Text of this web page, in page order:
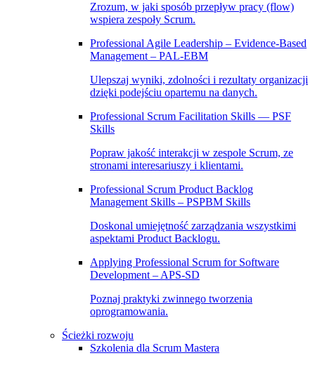
Zrozum, w jaki sposób przepływ pracy (flow)
wspiera zespoły Scrum.
Professional Agile Leadership – Evidence-Based
Management – PAL-EBM
Ulepszaj wyniki, zdolności i rezultaty organizacji
dzięki podejściu opartemu na danych.
Professional Scrum Facilitation Skills — PSF
Skills
Popraw jakość interakcji w zespole Scrum, ze
stronami interesariuszy i klientami.
Professional Scrum Product Backlog
Management Skills – PSPBM Skills
Doskonal umiejętność zarządzania wszystkimi
aspektami Product Backlogu.
Applying Professional Scrum for Software
Development – APS-SD
Poznaj praktyki zwinnego tworzenia
oprogramowania.
Ścieżki rozwoju
Szkolenia dla Scrum Mastera